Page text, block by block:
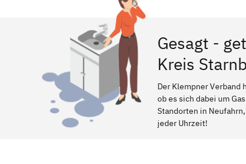
Gesagt -
Kreis
Der Klempner
ob es sich dabei um
Standorten in
jeder Uhrzeit!